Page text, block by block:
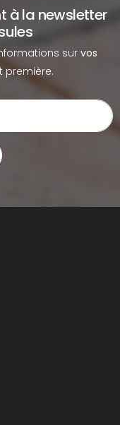
à la newsletter
sur vos
première.